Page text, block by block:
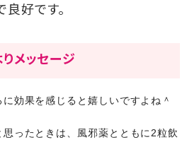
好です。
メッセージ
効果を感じると嬉しいですよね＾
ったときは、風邪薬とともに2粒飲